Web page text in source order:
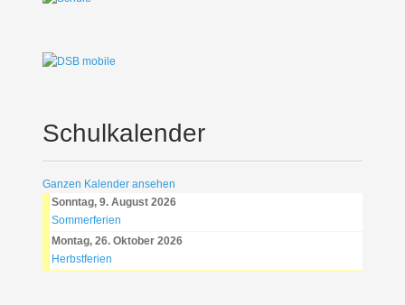
Schulkalender
Ganzen Kalender ansehen
Sonntag, 9. August 2026
Sommerferien
Montag, 26. Oktober 2026
Herbstferien